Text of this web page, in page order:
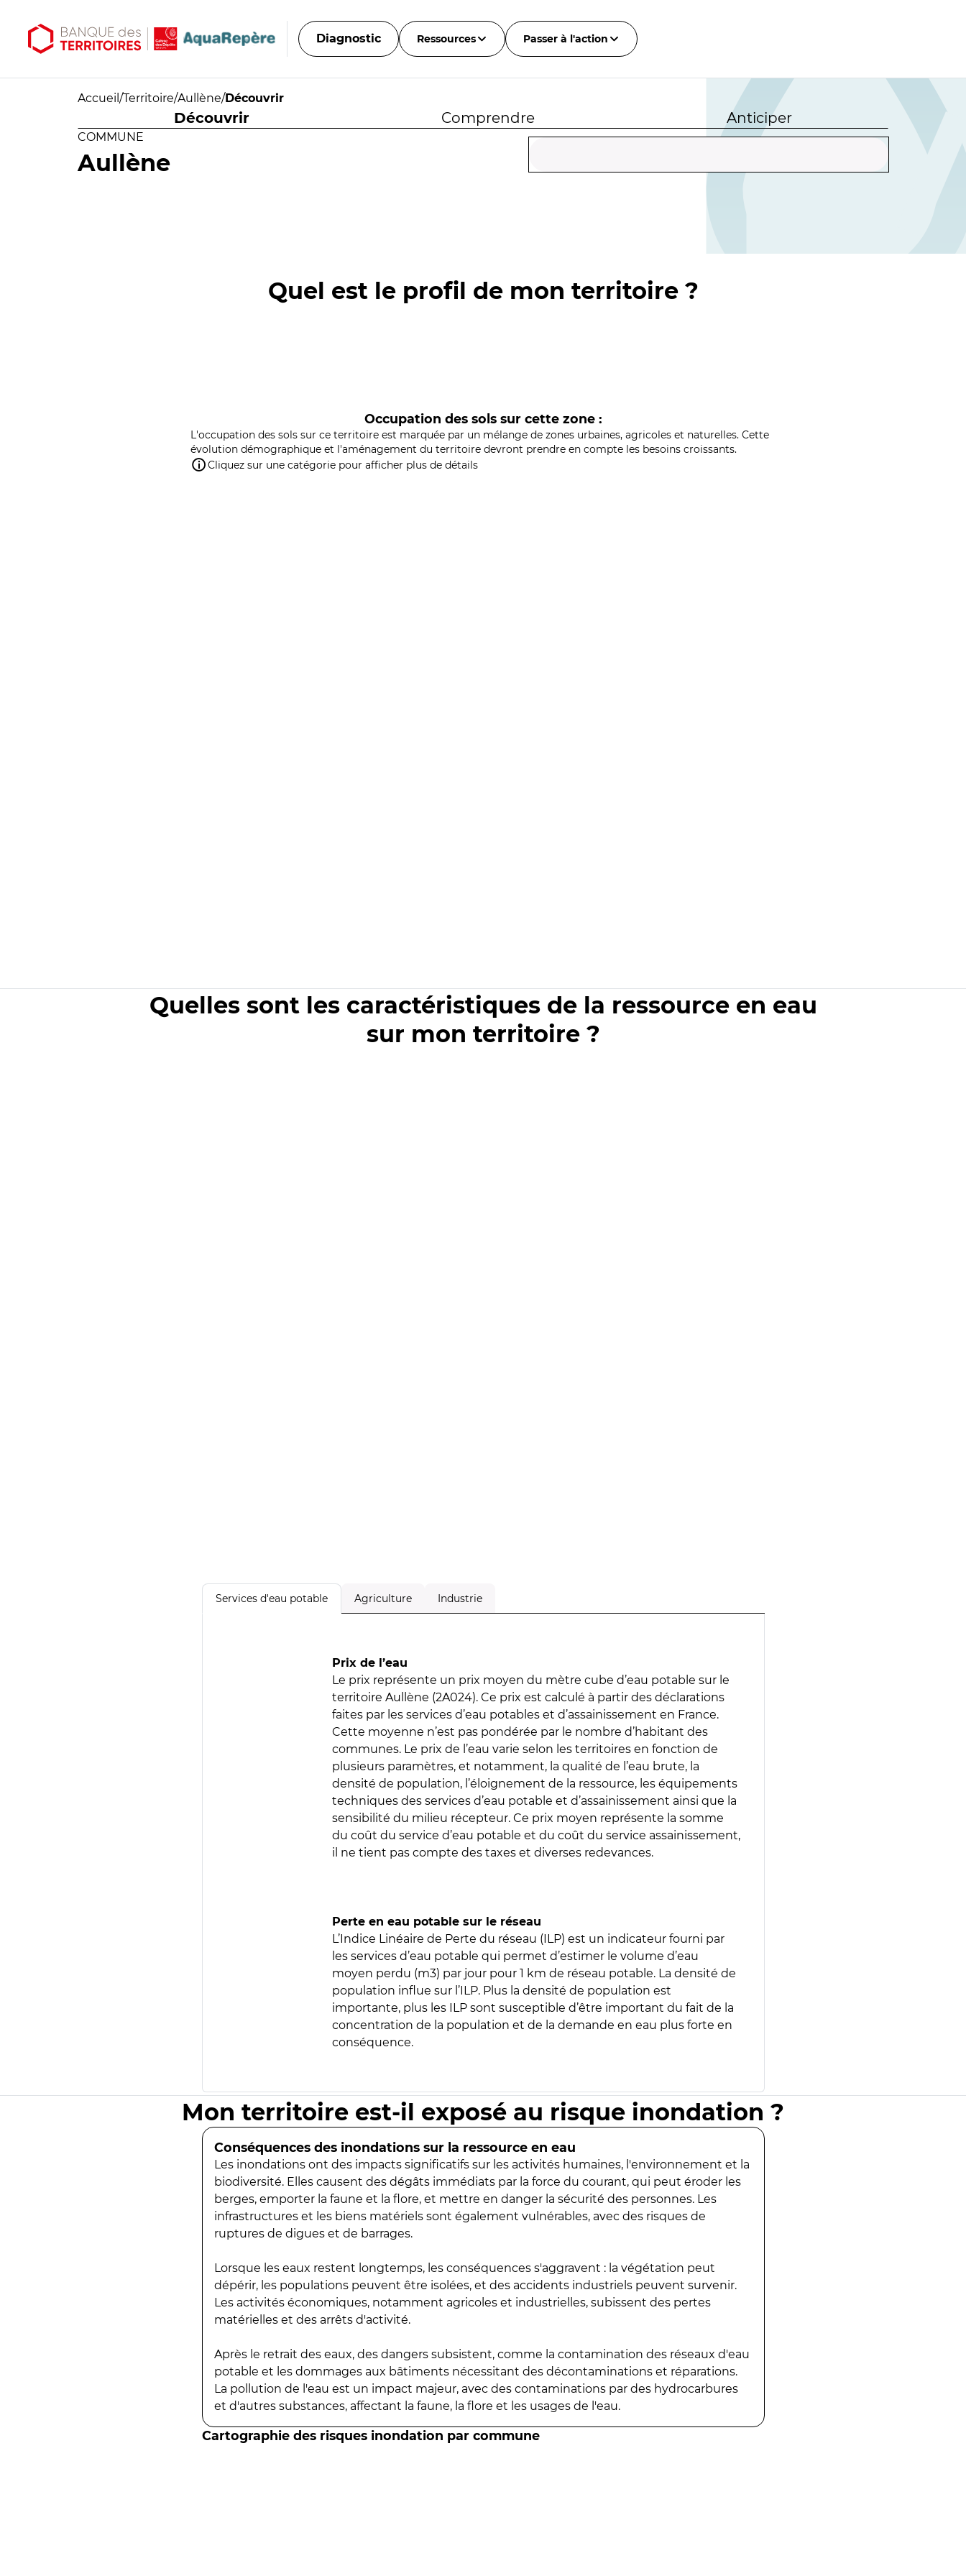
Diagnostic Ressources Passer à l'action
Accueil /Territoire/Aullène/Découvrir
Découvrir Comprendre Anticiper
COMMUNE
Aullène
Quel est le profil de mon territoire ?
Occupation des sols sur cette zone :
L'occupation des sols sur ce territoire est marquée par un mélange de zones urbaines, agricoles et naturelles. Cette
évolution démographique et l'aménagement du territoire devront prendre en compte les besoins croissants.
Cliquez sur une catégorie pour afficher plus de détails
Quelles sont les caractéristiques de la ressource en eau
sur mon territoire ?
Services d'eau potable Agriculture Industrie
Prix de l’eau
Le prix représente un prix moyen du mètre cube d’eau potable sur le
territoire Aullène (2A024). Ce prix est calculé à partir des déclarations
faites par les services d’eau potables et d’assainissement en France.
Cette moyenne n’est pas pondérée par le nombre d’habitant des
communes. Le prix de l’eau varie selon les territoires en fonction de
plusieurs paramètres, et notamment, la qualité de l’eau brute, la
densité de population, l’éloignement de la ressource, les équipements
techniques des services d’eau potable et d’assainissement ainsi que la
sensibilité du milieu récepteur. Ce prix moyen représente la somme
du coût du service d’eau potable et du coût du service assainissement,
il ne tient pas compte des taxes et diverses redevances.
Perte en eau potable sur le réseau
L’Indice Linéaire de Perte du réseau (ILP) est un indicateur fourni par
les services d’eau potable qui permet d’estimer le volume d’eau
moyen perdu (m3) par jour pour 1 km de réseau potable. La densité de
population influe sur l’ILP. Plus la densité de population est
importante, plus les ILP sont susceptible d’être important du fait de la
concentration de la population et de la demande en eau plus forte en
conséquence.
Mon territoire est-il exposé au risque inondation ?
Conséquences des inondations sur la ressource en eau
Les inondations ont des impacts significatifs sur les activités humaines, l'environnement et la
biodiversité. Elles causent des dégâts immédiats par la force du courant, qui peut éroder les
berges, emporter la faune et la flore, et mettre en danger la sécurité des personnes. Les
infrastructures et les biens matériels sont également vulnérables, avec des risques de
ruptures de digues et de barrages.
Lorsque les eaux restent longtemps, les conséquences s'aggravent : la végétation peut
dépérir, les populations peuvent être isolées, et des accidents industriels peuvent survenir.
Les activités économiques, notamment agricoles et industrielles, subissent des pertes
matérielles et des arrêts d'activité.
Après le retrait des eaux, des dangers subsistent, comme la contamination des réseaux d'eau
potable et les dommages aux bâtiments nécessitant des décontaminations et réparations.
La pollution de l'eau est un impact majeur, avec des contaminations par des hydrocarbures
et d'autres substances, affectant la faune, la flore et les usages de l'eau.
Cartographie des risques inondation par commune